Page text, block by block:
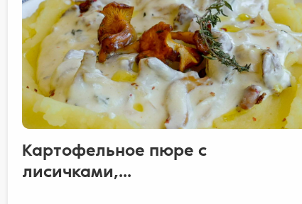
Картофельное пюре с
лисичками,...